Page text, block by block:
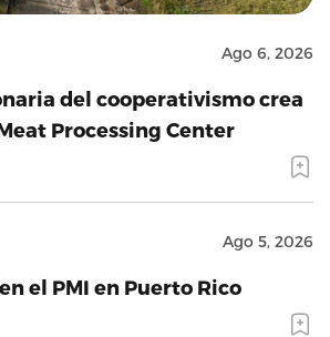
Ago 6, 2026
del cooperativismo crea
Processing Center
Ago 5, 2026
el PMI en Puerto Rico